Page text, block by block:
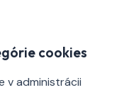
cookies
v administrácii